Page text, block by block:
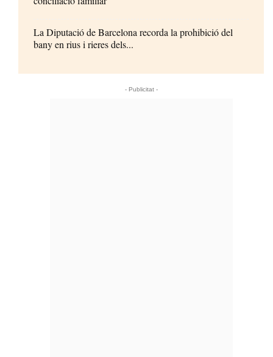
La Diputació de Barcelona recorda la prohibició del
bany en rius i rieres dels...
- Publicitat -